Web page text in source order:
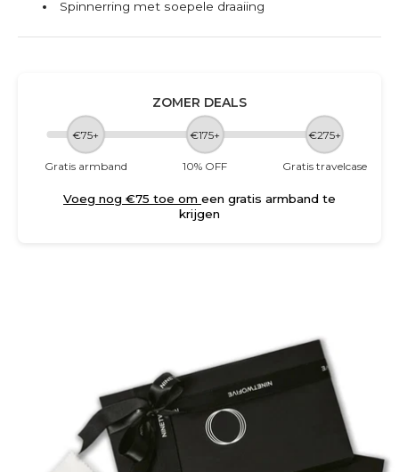
Spinnerring met soepele draaiing
ZOMER DEALS
€75+ €175+ €275+
Gratis armband 10% OFF Gratis travelcase
Voeg nog €75 toe om een gratis armband te
krijgen